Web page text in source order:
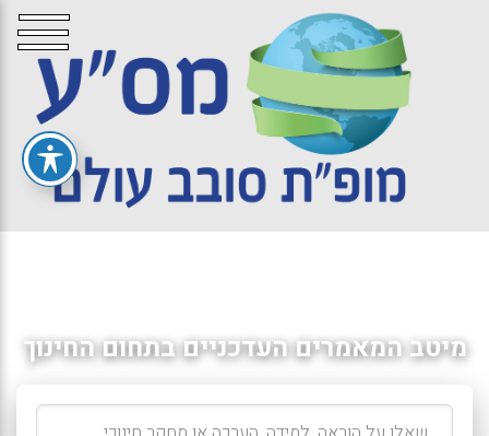
מיטב המאמרים העדכניים בתחום החינוך